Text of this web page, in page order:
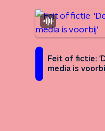
Feit of fictie:
media is